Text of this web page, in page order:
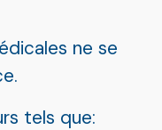
ne se
tels que: